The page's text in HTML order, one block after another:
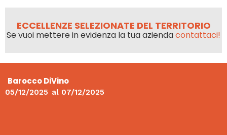
ECCELLENZE SELEZIONATE DEL TERRITORIO
Se vuoi mettere in evidenza la tua aziendacontattaci!
Barocco DiVino
05/12/2025 al 07/12/2025